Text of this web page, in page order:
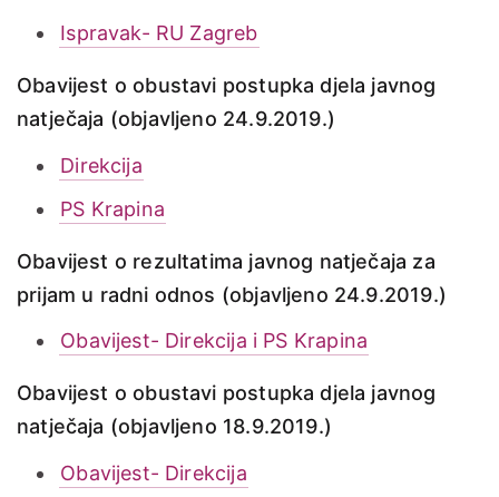
Ispravak- RU Zagreb
Obavijest o obustavi postupka djela javnog
natječaja (objavljeno 24.9.2019.)
Direkcija
PS Krapina
Obavijest o rezultatima javnog natječaja za
prijam u radni odnos (objavljeno 24.9.2019.)
Obavijest- Direkcija i PS Krapina
Obavijest o obustavi postupka djela javnog
natječaja (objavljeno 18.9.2019.)
Obavijest- Direkcija